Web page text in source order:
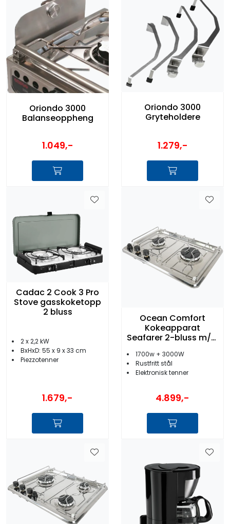
Oriondo 3000
Balanseoppheng
1.049,-
Oriondo 3000
Gryteholdere
1.279,-
Cadac 2 Cook 3 Pro
Stove gasskoketopp
2 bluss
2 x 2,2 kW
BxHxD: 55 x 9 x 33 cm
Piezzotenner
1.679,-
Ocean Comfort
Kokeapparat
Seafarer 2-bluss m/el
1700w + 3000W
Rustfritt stål
Elektronisk tenner
4.899,-